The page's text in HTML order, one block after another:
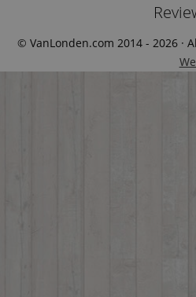
© VanLonden.com 2014 - 2026 ·